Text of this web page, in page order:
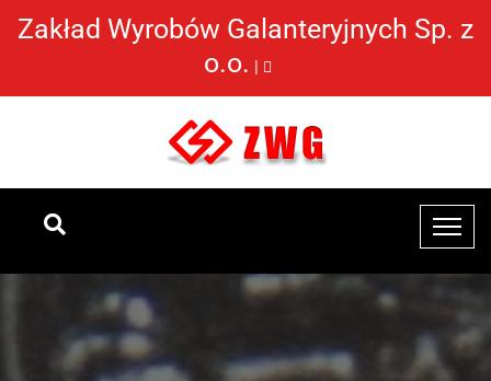
Zakład Wyrobów Galanteryjnych Sp. z
o.o. |